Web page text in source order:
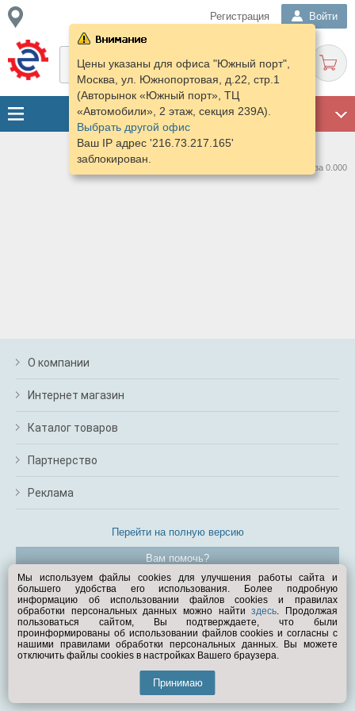
Регистрация Войти
Цены указаны для офиса "Южный порт",
Москва, ул. Южнопортовая, д.22, стр.1
(Авторынок «Южный порт», ТЦ
«Автомобили», 2 этаж, секция 239А).
Выбрать другой офис
Ваш IP адрес '216.73.217.165'
заблокирован.
Нашлось предложений: 0 за 0.000
О компании
Интернет магазин
Каталог товаров
Партнерство
Реклама
Перейти на полную версию
Вам помочь?
© Exist.ru 1998—2026
Мы используем файлы cookies для улучшения работы сайта и
большего удобства его использования. Более подробную
информацию об использовании файлов cookies и правилах
обработки персональных данных можно найтиздесь. Продолжая
пользоваться сайтом, Вы подтверждаете, что были
проинформированы об использовании файлов cookies и согласны с
нашими правилами обработки персональных данных. Вы можете
отключить файлы cookies в настройках Вашего браузера.
Принимаю